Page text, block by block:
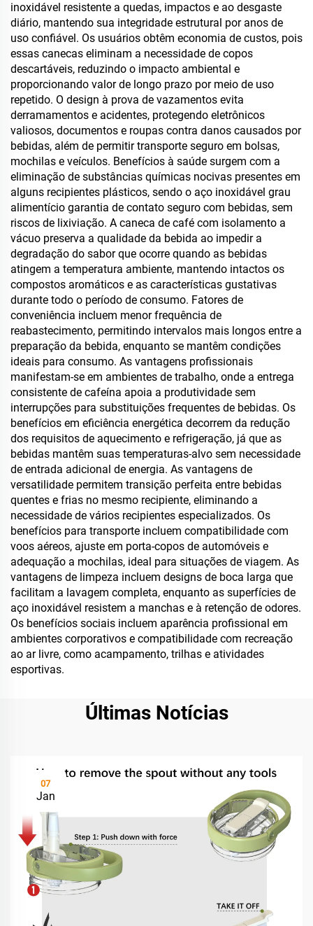
inoxidável resistente a quedas, impactos e ao desgaste
diário, mantendo sua integridade estrutural por anos de
uso confiável. Os usuários obtêm economia de custos, pois
essas canecas eliminam a necessidade de copos
descartáveis, reduzindo o impacto ambiental e
proporcionando valor de longo prazo por meio de uso
repetido. O design à prova de vazamentos evita
derramamentos e acidentes, protegendo eletrônicos
valiosos, documentos e roupas contra danos causados por
bebidas, além de permitir transporte seguro em bolsas,
mochilas e veículos. Benefícios à saúde surgem com a
eliminação de substâncias químicas nocivas presentes em
alguns recipientes plásticos, sendo o aço inoxidável grau
alimentício garantia de contato seguro com bebidas, sem
riscos de lixiviação. A caneca de café com isolamento a
vácuo preserva a qualidade da bebida ao impedir a
degradação do sabor que ocorre quando as bebidas
atingem a temperatura ambiente, mantendo intactos os
compostos aromáticos e as características gustativas
durante todo o período de consumo. Fatores de
conveniência incluem menor frequência de
reabastecimento, permitindo intervalos mais longos entre a
preparação da bebida, enquanto se mantêm condições
ideais para consumo. As vantagens profissionais
manifestam-se em ambientes de trabalho, onde a entrega
consistente de cafeína apoia a produtividade sem
interrupções para substituições frequentes de bebidas. Os
benefícios em eficiência energética decorrem da redução
dos requisitos de aquecimento e refrigeração, já que as
bebidas mantêm suas temperaturas-alvo sem necessidade
de entrada adicional de energia. As vantagens de
versatilidade permitem transição perfeita entre bebidas
quentes e frias no mesmo recipiente, eliminando a
necessidade de vários recipientes especializados. Os
benefícios para transporte incluem compatibilidade com
voos aéreos, ajuste em porta-copos de automóveis e
adequação a mochilas, ideal para situações de viagem. As
vantagens de limpeza incluem designs de boca larga que
facilitam a lavagem completa, enquanto as superfícies de
aço inoxidável resistem a manchas e à retenção de odores.
Os benefícios sociais incluem aparência profissional em
ambientes corporativos e compatibilidade com recreação
ao ar livre, como acampamento, trilhas e atividades
esportivas.
Últimas Notícias
07
Jan